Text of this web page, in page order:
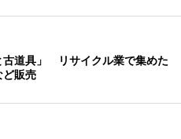
古道具」 リサイクル業で集めた
ど販売